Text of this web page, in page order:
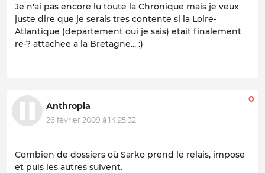
Je n'ai pas encore lu toute la Chronique mais je veux
juste dire que je serais tres contente si la Loire-
Atlantique (departement oui je sais) etait finalement
re-? attachee a la Bretagne... :)
Anthropia
26 février 2009 à 14:25:32
0
Combien de dossiers où Sarko prend le relais, impose
et puis les autres suivent.